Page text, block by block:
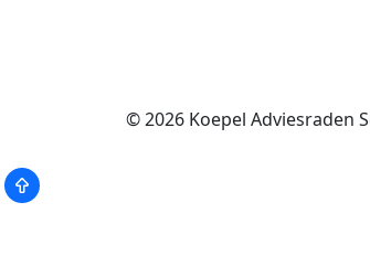
© 2026 Koepel Adviesraden